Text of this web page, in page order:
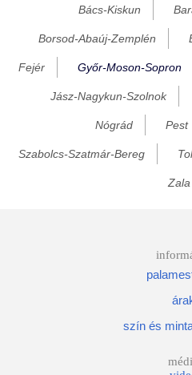
Darnózseli
Dénesfa
Dorogháza
Dunaremete
Bács-Kiskun
Borsod-Abaúj-Zemplén
Fejér Győr-Moson-Sopron
Jász-Nagykun-Szolnok
Nógrád Pest
Szabolcs-Szatmár-Bereg
Zala
szín és